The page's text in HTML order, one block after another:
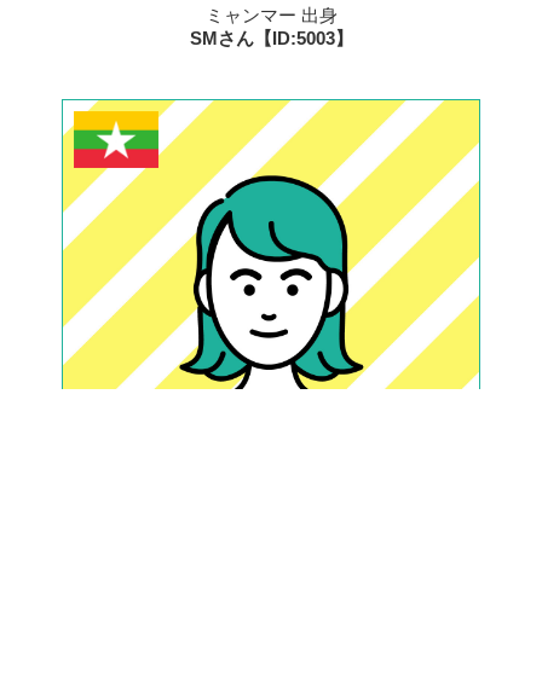
ミャンマー 出身
SMさん【ID:5003】